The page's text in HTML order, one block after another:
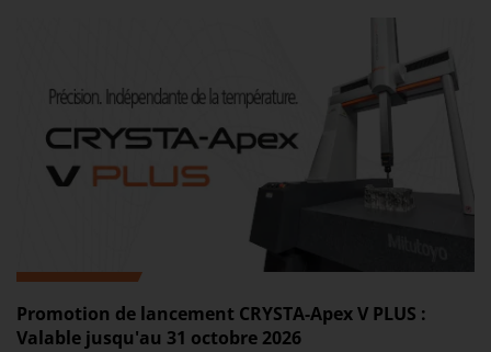
Promotion de lancement CRYSTA-Apex V PLUS :
Valable jusqu'au 31 octobre 2026